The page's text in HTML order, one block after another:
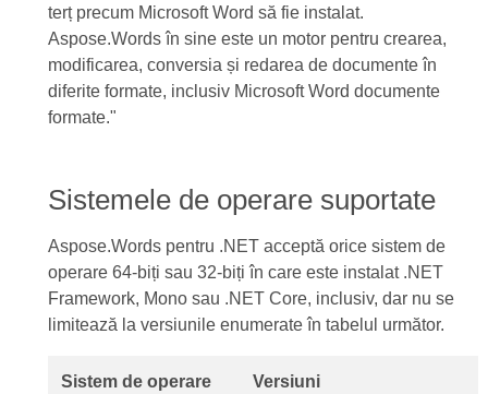
terț precum Microsoft Word să fie instalat.
Aspose.Words în sine este un motor pentru crearea,
modificarea, conversia și redarea de documente în
diferite formate, inclusiv Microsoft Word documente
formate."
Sistemele de operare suportate
Aspose.Words pentru .NET acceptă orice sistem de
operare 64-biți sau 32-biți în care este instalat .NET
Framework, Mono sau .NET Core, inclusiv, dar nu se
limitează la versiunile enumerate în tabelul următor.
Sistem de operare Versiuni